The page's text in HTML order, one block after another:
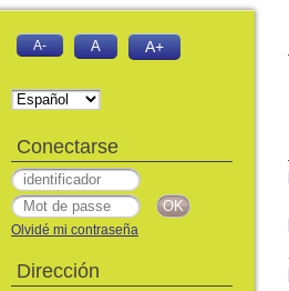
A- A A+
Conectarse
Olvidé mi contraseña
Dirección